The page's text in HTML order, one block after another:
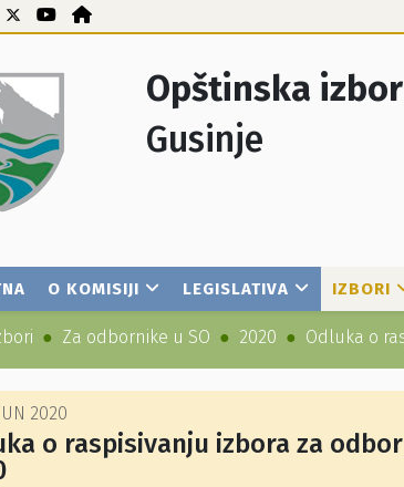
Opštinska
Gusinje
O KOMISIJI LEGISLATIVA IZBORI
Za odbornike u SO 2020 Odluka o
2020
o raspisivanju izbora za